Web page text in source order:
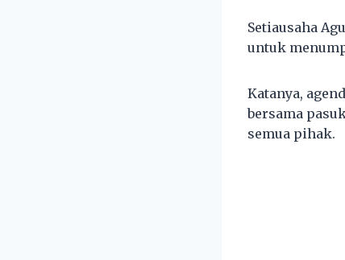
Setiausaha
untuk
Katanya,
bersama
semua pihak.